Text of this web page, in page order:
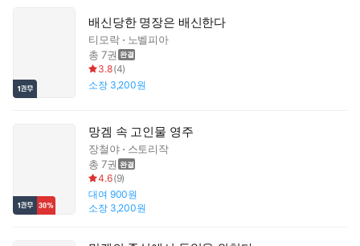
배신당한 명장은 배신한다
티모락
노벨피아
총 7권
3.8(4)
소장 3,200원
망겜 속 고인물 영주
장철야
스토리작
총 7권
4.6(9)
대여 900원
소장 3,200원